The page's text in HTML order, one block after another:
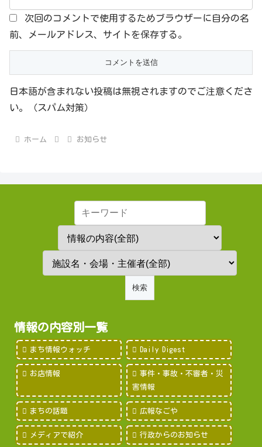
次回のコメントで使用するためブラウザーに自分の名
前、メールアドレス、サイトを保存する。
日本語が含まれない投稿は無視されますのでご注意くださ
い。（スパム対策）
ホーム お知らせ
情報の内容別一覧
まち情報ウォッチ Daily Digest
お店情報
事件・事故・不審者・災
害情報
まちの話題 広報なごや
メディアで紹介 行政からのお知らせ